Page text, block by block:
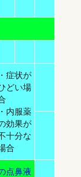
・症状が
どい場
・内服薬
効果が
十分な
合
点鼻液